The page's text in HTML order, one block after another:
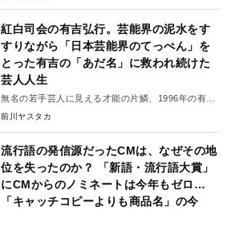
紅白司会の有吉弘行。芸能界の泥水をす
すりながら「日本芸能界のてっぺん」を
とった有吉の「あだ名」に救われ続けた
芸人人生
無名の若手芸人に見える才能の片鱗、1996年の有吉
弘行
前川ヤスタカ
流行語の発信源だったCMは、なぜその地
位を失ったのか？ 「新語・流行語大賞」
にCMからのノミネートは今年もゼロ…
「キャッチコピーよりも商品名」の今